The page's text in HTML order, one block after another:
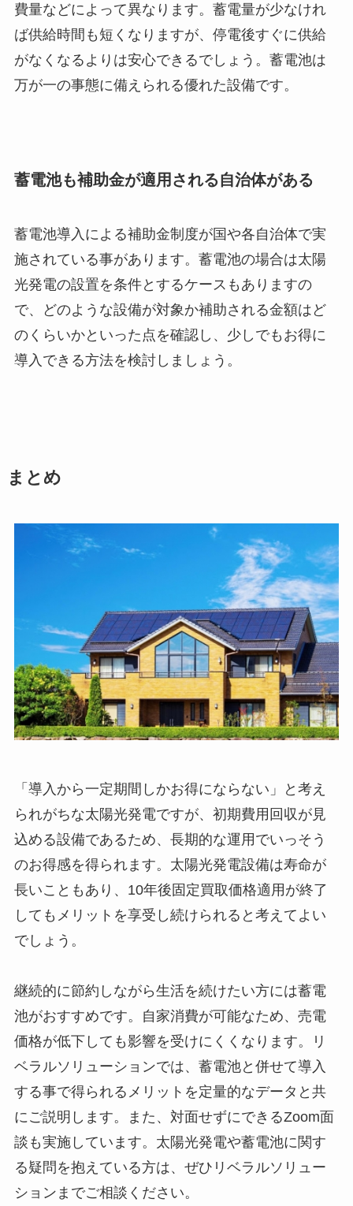
費量などによって異なります。蓄電量が少なけれ
ば供給時間も短くなりますが、停電後すぐに供給
がなくなるよりは安心できるでしょう。蓄電池は
万が一の事態に備えられる優れた設備です。
蓄電池も補助金が適用される自治体がある
蓄電池導入による補助金制度が国や各自治体で実
施されている事があります。蓄電池の場合は太陽
光発電の設置を条件とするケースもありますの
で、どのような設備が対象か補助される金額はど
のくらいかといった点を確認し、少しでもお得に
導入できる方法を検討しましょう。
まとめ
「導入から一定期間しかお得にならない」と考え
られがちな太陽光発電ですが、初期費用回収が見
込める設備であるため、長期的な運用でいっそう
のお得感を得られます。太陽光発電設備は寿命が
長いこともあり、10年後固定買取価格適用が終了
してもメリットを享受し続けられると考えてよい
でしょう。
継続的に節約しながら生活を続けたい方には蓄電
池がおすすめです。自家消費が可能なため、売電
価格が低下しても影響を受けにくくなります。リ
ベラルソリューションでは、蓄電池と併せて導入
する事で得られるメリットを定量的なデータと共
にご説明します。また、対面せずにできるZoom面
談も実施しています。太陽光発電や蓄電池に関す
る疑問を抱えている方は、ぜひリベラルソリュー
ションまでご相談ください。